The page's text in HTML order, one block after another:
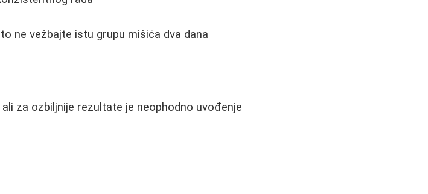
ne vežbajte istu grupu mišića dva dana
za ozbiljnije rezultate je neophodno uvođenje